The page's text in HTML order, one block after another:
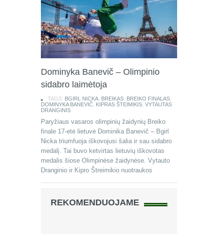
Dominyka Banevič – Olimpinio
sidabro laimėtoja
TAGS: BGIRL NICKA BREIKAS BREIKO FINALAS
DOMINYKA BANEVIČ KIPRAS ŠTEIMIKIS VYTAUTAS
DRANGINIS
Paryžiaus vasaros olimpinių žaidynių Breiko
finale 17-etė lietuvė Dominika Banevič – Bgirl
Nicka triumfuoja iškovojusi šalia ir sau sidabro
medalį. Tai buvo ketvirtas lietuvių iškovotas
medalis šiose Olimpinėse žaidynėse. Vytauto
Dranginio ir Kipro Štreimikio nuotraukos
REKOMENDUOJAME